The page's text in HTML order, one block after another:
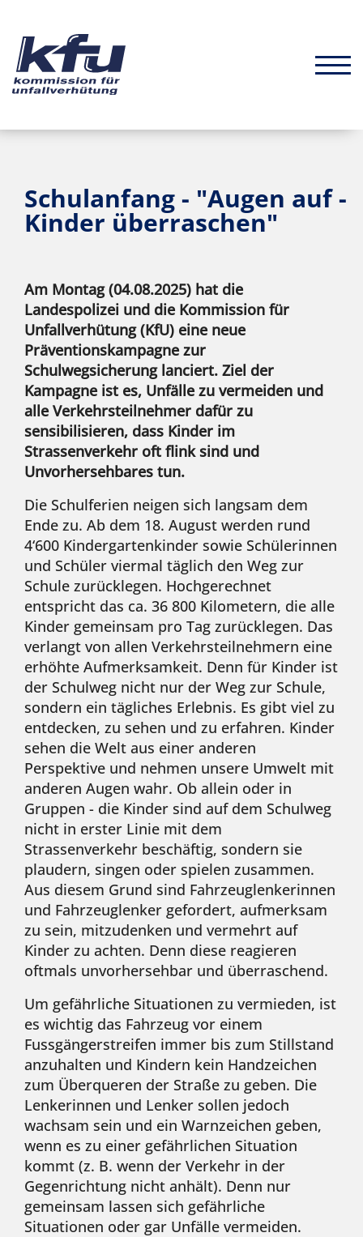
Schulanfang - "Augen auf -
Kinder überraschen"
Am Montag (04.08.2025) hat die
Landespolizei und die Kommission für
Unfallverhütung (KfU) eine neue
Präventionskampagne zur
Schulwegsicherung lanciert. Ziel der
Kampagne ist es, Unfälle zu vermeiden und
alle Verkehrsteilnehmer dafür zu
sensibilisieren, dass Kinder im
Strassenverkehr oft flink sind und
Unvorhersehbares tun.
Die Schulferien neigen sich langsam dem
Ende zu. Ab dem 18. August werden rund
4‘600 Kindergartenkinder sowie Schülerinnen
und Schüler viermal täglich den Weg zur
Schule zurücklegen. Hochgerechnet
entspricht das ca. 36 800 Kilometern, die alle
Kinder gemeinsam pro Tag zurücklegen. Das
verlangt von allen Verkehrsteilnehmern eine
erhöhte Aufmerksamkeit. Denn für Kinder ist
der Schulweg nicht nur der Weg zur Schule,
sondern ein tägliches Erlebnis. Es gibt viel zu
entdecken, zu sehen und zu erfahren. Kinder
sehen die Welt aus einer anderen
Perspektive und nehmen unsere Umwelt mit
anderen Augen wahr. Ob allein oder in
Gruppen - die Kinder sind auf dem Schulweg
nicht in erster Linie mit dem
Strassenverkehr beschäftig, sondern sie
plaudern, singen oder spielen zusammen.
Aus diesem Grund sind Fahrzeuglenkerinnen
und Fahrzeuglenker gefordert, aufmerksam
zu sein, mitzudenken und vermehrt auf
Kinder zu achten. Denn diese reagieren
oftmals unvorhersehbar und überraschend.
Um gefährliche Situationen zu vermieden, ist
es wichtig das Fahrzeug vor einem
Fussgängerstreifen immer bis zum Stillstand
anzuhalten und Kindern kein Handzeichen
zum Überqueren der Straße zu geben. Die
Lenkerinnen und Lenker sollen jedoch
wachsam sein und ein Warnzeichen geben,
wenn es zu einer gefährlichen Situation
kommt (z. B. wenn der Verkehr in der
Gegenrichtung nicht anhält). Denn nur
gemeinsam lassen sich gefährliche
Situationen oder gar Unfälle vermeiden.